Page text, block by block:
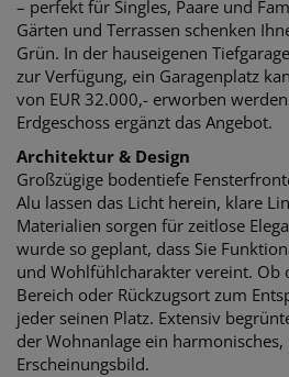
– perfekt für Singles, Paare und
Gärten und Terrassen schenken
Grün. In der hauseigenen
zur Verfügung, ein Garagenplatz
von EUR 32.000,- erworben
Erdgeschoss ergänzt das Angebot.
Architektur & Design
Großzügige bodentiefe
Alu lassen das Licht herein, klare
Materialien sorgen für zeitlose
wurde so geplant, dass Sie
und Wohlfühlcharakter vereint. Ob
Bereich oder Rückzugsort zum
jeder seinen Platz. Extensiv b
der Wohnanlage ein
Erscheinungsbild.